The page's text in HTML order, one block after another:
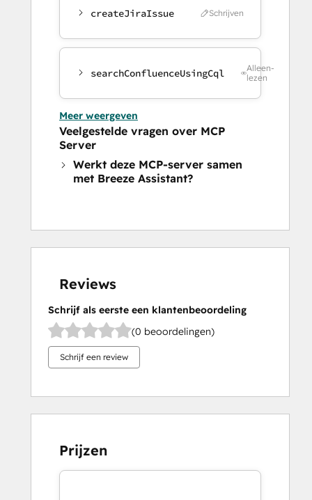
createJiraIssue Schrijven
searchConfluenceUsingCql
Alleen-
lezen
Meer weergeven
Veelgestelde vragen over MCP
Server
Werkt deze MCP-server samen
met Breeze Assistant?
Reviews
Schrijf als eerste een klantenbeoordeling
(0 beoordelingen)
Schrijf een review
Prijzen